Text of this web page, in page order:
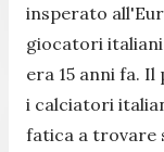
insperato
giocatori
era 15 anni fa.
i calciatori
fatica a trovare